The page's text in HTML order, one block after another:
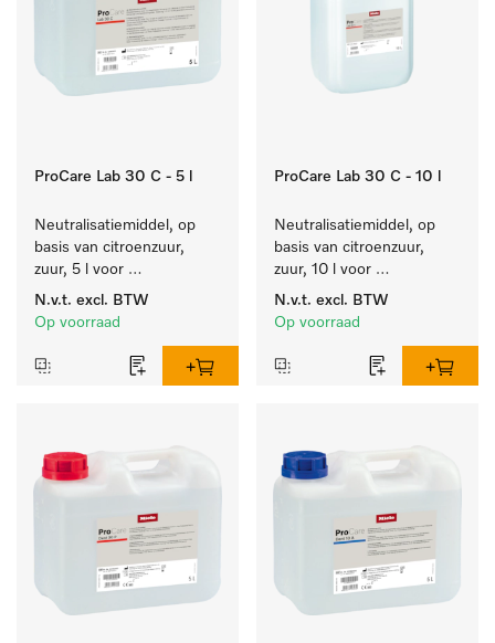
ProCare Lab 30 C - 5 l
Neutralisatiemiddel, op
basis van citroenzuur,
zuur, 5 l voor
materiaalbesparende,
machinale reiniging van
gerei.
N.v.t. excl. BTW
Op voorraad
ProCare Lab 30 C - 10 l
Neutralisatiemiddel, op
basis van citroenzuur,
zuur, 10 l voor
materiaalbesparende,
machinale reiniging van
gerei.
N.v.t. excl. BTW
Op voorraad